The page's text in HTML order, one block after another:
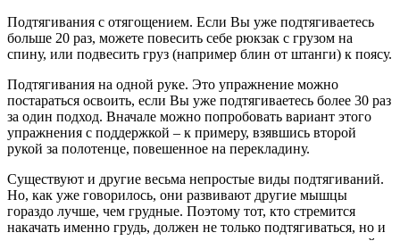
Подтягивания с отягощением. Если Вы уже подтягиваетесь
больше 20 раз, можете повесить себе рюкзак с грузом на
спину, или подвесить груз (например блин от штанги) к поясу.
Подтягивания на одной руке. Это упражнение можно
постараться освоить, если Вы уже подтягиваетесь более 30 раз
за один подход. Вначале можно попробовать вариант этого
упражнения с поддержкой – к примеру, взявшись второй
рукой за полотенце, повешенное на перекладину.
Существуют и другие весьма непростые виды подтягиваний.
Но, как уже говорилось, они развивают другие мышцы
гораздо лучше, чем грудные. Поэтому тот, кто стремится
накачать именно грудь, должен не только подтягиваться, но и